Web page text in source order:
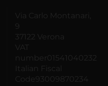
Via Carlo Montanari,
9
37122 Verona
VAT
number01541040232
Italian Fiscal
Code93009870234